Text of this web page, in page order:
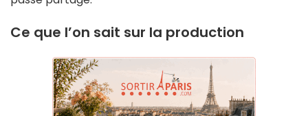
Ce que l’on sait sur la production